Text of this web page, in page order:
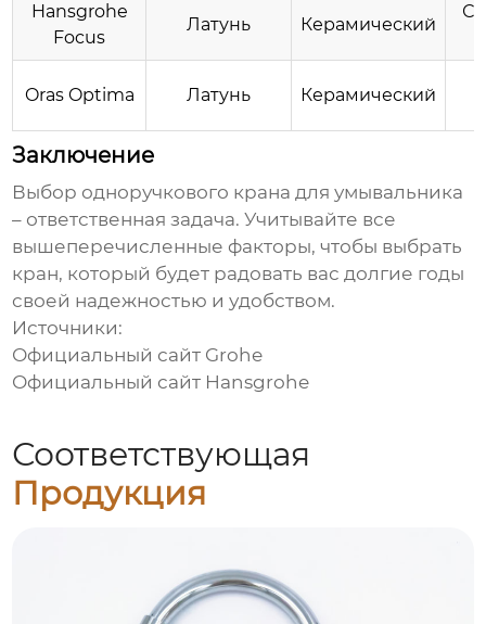
Hansgrohe
Focus
Латунь Керамический
Oras Optima Латунь Керамический
Заключение
Выбор одноручкового крана для умывальника
– ответственная задача. Учитывайте все
вышеперечисленные факторы, чтобы выбрать
кран, который будет радовать вас долгие годы
своей надежностью и удобством.
Источники:
Официальный сайт Grohe
Официальный сайт Hansgrohe
Соответствующая
Продукция